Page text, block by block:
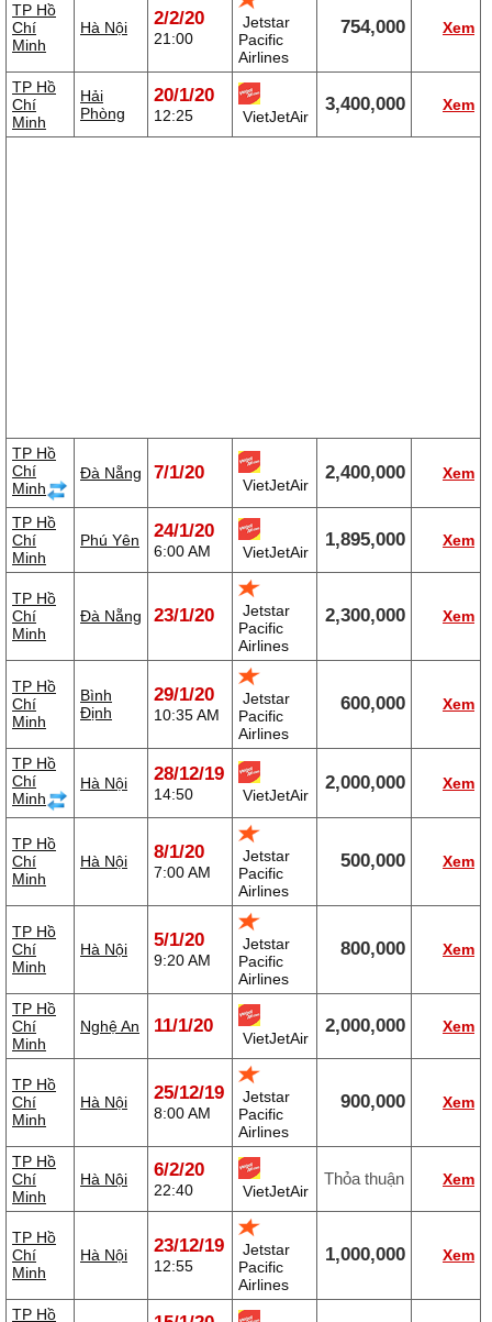
TP Hồ
Chí
Minh
Hà Nội 2/2/20
21:00
Jetstar
Pacific
Airlines
754,000 Xem
TP Hồ
Chí
Minh
Hải
Phòng
20/1/20
12:25 VietJetAir
3,400,000 Xem
TP Hồ
Chí
Minh
Đà Nẵng 7/1/20
VietJetAir
2,400,000 Xem
TP Hồ
Chí
Minh
Phú Yên 24/1/20
6:00 AM VietJetAir
1,895,000 Xem
TP Hồ
Chí
Minh
Đà Nẵng 23/1/20
Jetstar
Pacific
Airlines
2,300,000 Xem
TP Hồ
Chí
Minh
Bình
Định
29/1/20
10:35 AM
Jetstar
Pacific
Airlines
600,000 Xem
TP Hồ
Chí
Minh
Hà Nội 28/12/19
14:50 VietJetAir
2,000,000 Xem
TP Hồ
Chí
Minh
Hà Nội 8/1/20
7:00 AM
Jetstar
Pacific
Airlines
500,000 Xem
TP Hồ
Chí
Minh
Hà Nội 5/1/20
9:20 AM
Jetstar
Pacific
Airlines
800,000 Xem
TP Hồ
Chí
Minh
Nghệ An 11/1/20
VietJetAir
2,000,000 Xem
TP Hồ
Chí
Minh
Hà Nội 25/12/19
8:00 AM
Jetstar
Pacific
Airlines
900,000 Xem
TP Hồ
Chí
Minh
Hà Nội 6/2/20
22:40 VietJetAir
Thỏa thuận Xem
TP Hồ
Chí
Minh
Hà Nội 23/12/19
12:55
Jetstar
Pacific
Airlines
1,000,000 Xem
TP Hồ